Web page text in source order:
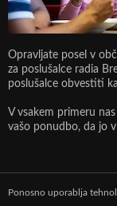
Opravljate posel v
za poslušalce radia
poslušalce obvestiti
V vsakem primeru
vašo ponudbo, da jo
Ponosno uporablja